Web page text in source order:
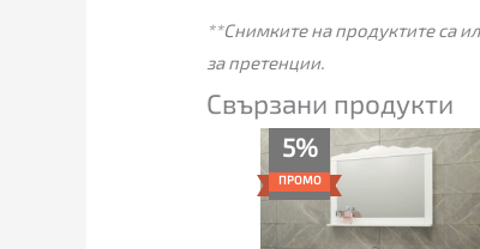
**Снимките на продуктите са
за претенции.
Свързани продукти
5%
ПРОМО
Original
price
815.00€
(1,594.00
лв.).
Текущата
цена
(1,515.77
лв.).